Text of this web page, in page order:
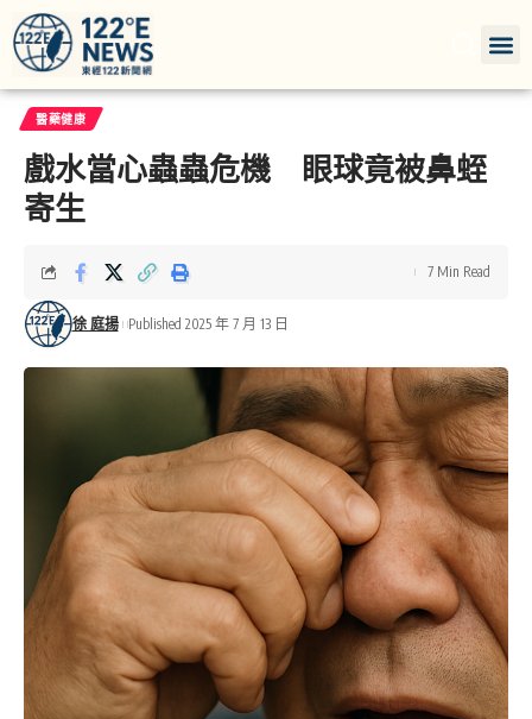
醫藥健康
戲水當心蟲蟲危機 眼球竟被鼻蛭
寄生
徐 庭揚 Published 2025 年 7 月 13 日
7 Min Read